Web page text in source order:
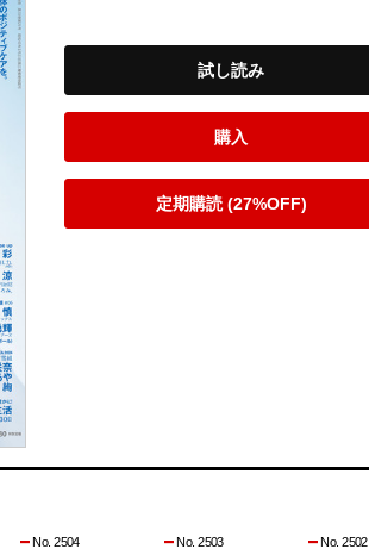
試し読み
購入
定期購読 (27%OFF)
No. 2504 No. 2503 No. 2502